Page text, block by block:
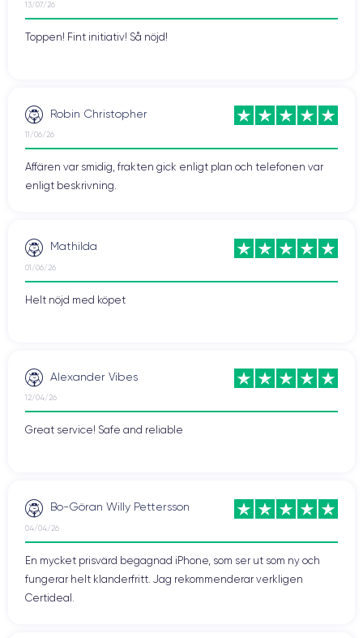
13/07/26
Toppen! Fint initiativ! Så nöjd!
Robin Christopher
11/06/26
Affären var smidig, frakten gick enligt plan och telefonen var
enligt beskrivning.
Mathilda
01/06/26
Helt nöjd med köpet
Alexander Vibes
12/04/26
Great service! Safe and reliable
Bo-Göran Willy Pettersson
04/04/26
En mycket prisvärd begagnad iPhone, som ser ut som ny och
fungerar helt klanderfritt. Jag rekommenderar verkligen
Certideal.